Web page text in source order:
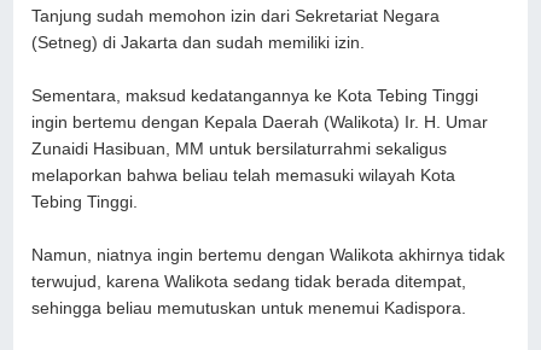
Tanjung sudah memohon izin dari Sekretariat Negara
(Setneg) di Jakarta dan sudah memiliki izin.
Sementara, maksud kedatangannya ke Kota Tebing Tinggi
ingin bertemu dengan Kepala Daerah (Walikota) Ir. H. Umar
Zunaidi Hasibuan, MM untuk bersilaturrahmi sekaligus
melaporkan bahwa beliau telah memasuki wilayah Kota
Tebing Tinggi.
Namun, niatnya ingin bertemu dengan Walikota akhirnya tidak
terwujud, karena Walikota sedang tidak berada ditempat,
sehingga beliau memutuskan untuk menemui Kadispora.